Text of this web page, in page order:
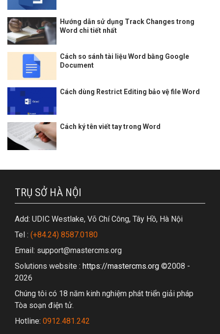
Hướng dẫn sử dụng Track Changes trong
Word chi tiết nhất
Cách so sánh tài liệu Word bằng Google
Document
Cách dùng Restrict Editing bảo vệ file Word
Cách ký tên viết tay trong Word
TRỤ SỞ HÀ NỘI
Add: UDIC Westlake, Võ Chí Công, Tây Hồ, Hà Nội
Tel : (+84.24) 8587.0180
Email: support@mastercms.org
Solutions website : https://mastercms.org ©2008 -
2026
Chúng tôi có 18 năm kinh nghiệm phát triển giải pháp
Tòa soạn điện tử.
Hotline: 0912.481.242